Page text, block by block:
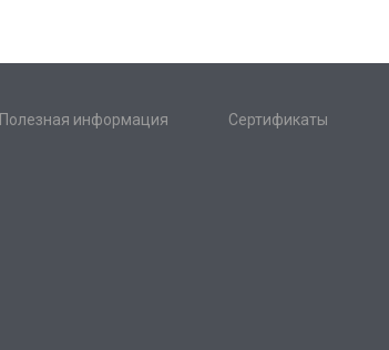
Полезная информация Сертификаты